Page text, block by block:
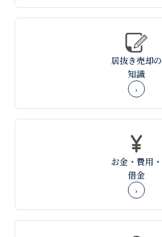
居抜き売却の
知識
›
お金・費用・
借金
›